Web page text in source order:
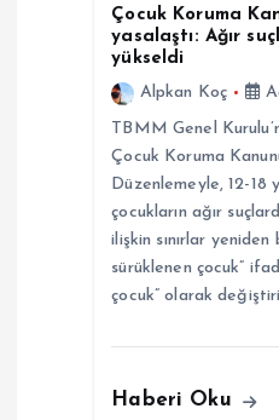
Çocuk Koruma
yasalaştı: Ağır
yükseldi
Alpkan Koç
TBMM Genel
Çocuk Koruma
Düzenlemeyle, 12-18
çocukların ağır
ilişkin sınırlar yeniden
sürüklenen çocuk”
çocuk” olarak
Haberi Oku